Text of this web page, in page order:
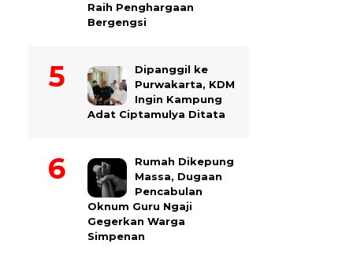
Raih Penghargaan
Bergengsi
Dipanggil ke
Purwakarta, KDM
Ingin Kampung
Adat Ciptamulya Ditata
Rumah Dikepung
Massa, Dugaan
Pencabulan
Oknum Guru Ngaji
Gegerkan Warga
Simpenan